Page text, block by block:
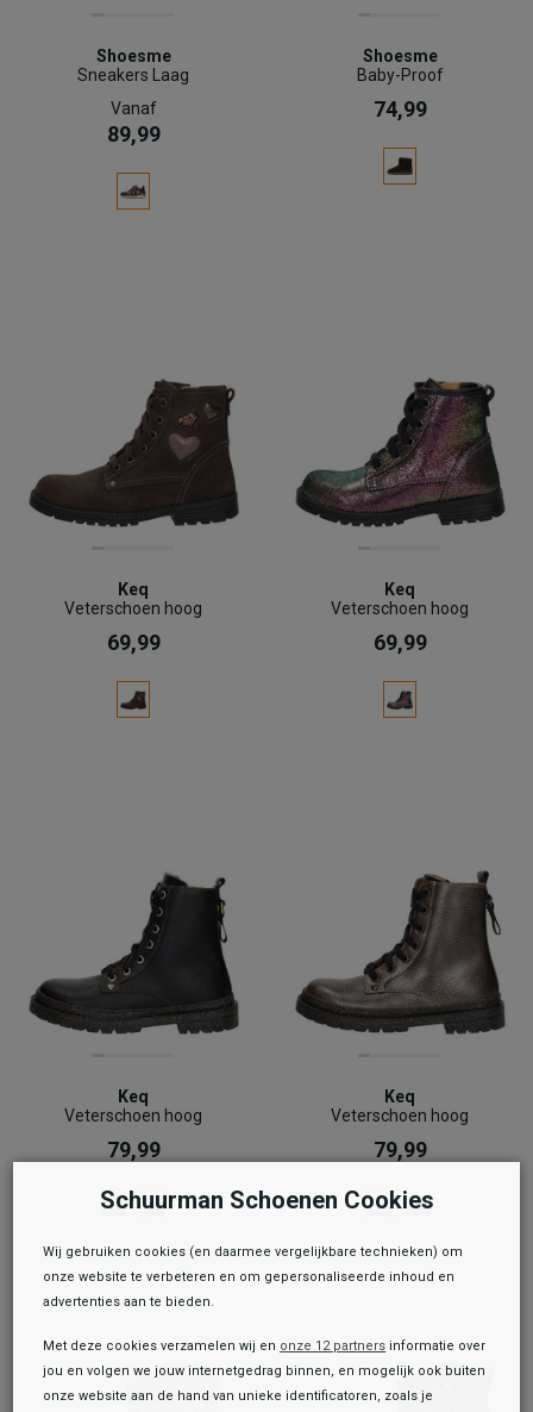
Shoesme
Sneakers Laag
Vanaf
89,99
Shoesme
Baby-Proof
74,99
Keq
Veterschoen hoog
69,99
Keq
Veterschoen hoog
69,99
Keq
Veterschoen hoog
79,99
Keq
Veterschoen hoog
79,99
Schuurman Schoenen Cookies
Wij gebruiken cookies (en daarmee vergelijkbare technieken) om
onze website te verbeteren en om gepersonaliseerde inhoud en
advertenties aan te bieden.
Met deze cookies verzamelen wij en onze 12 partners informatie over
jou en volgen we jouw internetgedrag binnen, en mogelijk ook buiten
onze website aan de hand van unieke identificatoren, zoals je